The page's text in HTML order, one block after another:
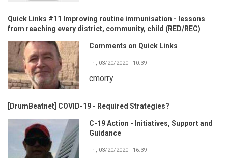
Quick Links #11 Improving routine immunisation - lessons
from reaching every district, community, child (RED/REC)
Comments on Quick Links
Fri, 03/20/2020 - 10:39
cmorry
[DrumBeatnet] COVID-19 - Required Strategies?
C-19 Action - Initiatives, Support and
Guidance
Fri, 03/20/2020 - 16:39